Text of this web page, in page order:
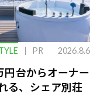
PR 2026.8.6
円台からオーナー
る、シェア別荘